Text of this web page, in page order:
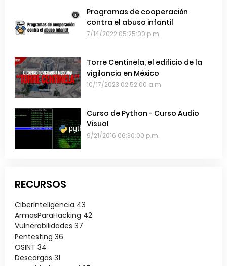
Programas de cooperación
contra el abuso infantil
7/14/2022 05:25:00 p.m.
Torre Centinela, el edificio de la
vigilancia en México
10/17/2023 02:52:00 a.m.
Curso de Python - Curso Audio
Visual
9/21/2016 06:30:00 p.m.
RECURSOS
CiberInteligencia 43
ArmasParaHacking 42
Vulnerabilidades 37
Pentesting 36
OSINT 34
Descargas 31